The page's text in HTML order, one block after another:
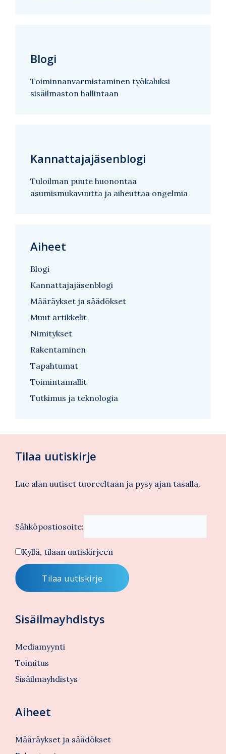
Blogi
Toiminnanvarmistaminen työkaluksi
sisäilmaston hallintaan
Kannattajajäsenblogi
Tuloilman puute huonontaa
asumismukavuutta ja aiheuttaa ongelmia
Aiheet
Blogi
Kannattajajäsenblogi
Määräykset ja säädökset
Muut artikkelit
Nimitykset
Rakentaminen
Tapahtumat
Toimintamallit
Tutkimus ja teknologia
Tilaa uutiskirje
Lue alan uutiset tuoreeltaan ja pysy ajan tasalla.
Sähköpostiosoite:
Kyllä, tilaan uutiskirjeen
Sisäilmayhdistys
Mediamyynti
Toimitus
Sisäilmayhdistys
Aiheet
Määräykset ja säädökset